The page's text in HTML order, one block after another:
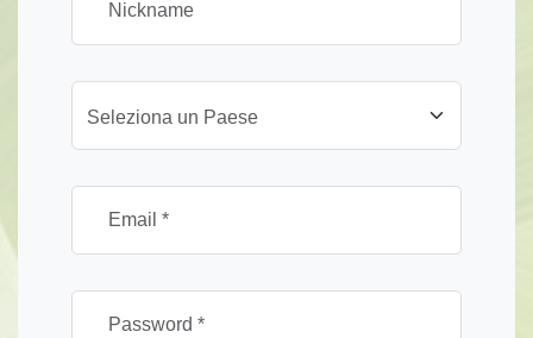
Seleziona un Paese